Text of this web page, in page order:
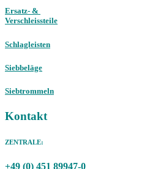
Ersatz- &
Verschleissteile
Schlagleisten
Siebbeläge
Siebtrommeln
Kontakt
ZENTRALE:
+49 (0) 451 89947-0